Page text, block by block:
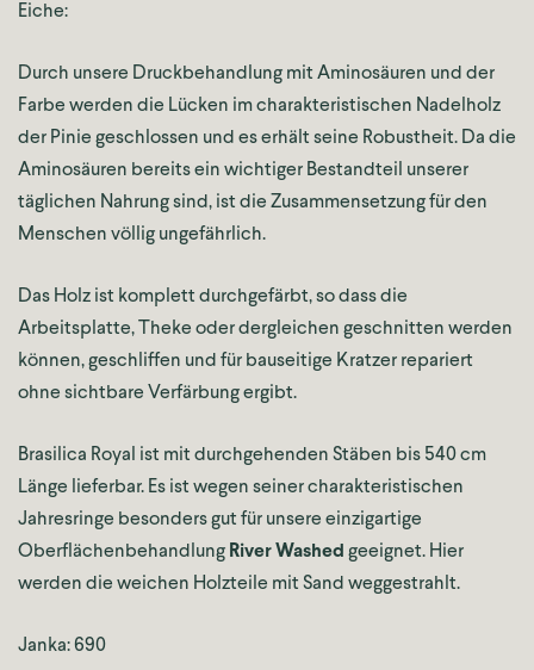
Eiche:
Durch unsere Druckbehandlung mit Aminosäuren und der
Farbe werden die Lücken im charakteristischen Nadelholz
der Pinie geschlossen und es erhält seine Robustheit. Da die
Aminosäuren bereits ein wichtiger Bestandteil unserer
täglichen Nahrung sind, ist die Zusammensetzung für den
Menschen völlig ungefährlich.
Das Holz ist komplett durchgefärbt, so dass die
Arbeitsplatte, Theke oder dergleichen geschnitten werden
können, geschliffen und für bauseitige Kratzer repariert
ohne sichtbare Verfärbung ergibt.
Brasilica Royal ist mit durchgehenden Stäben bis 540 cm
Länge lieferbar. Es ist wegen seiner charakteristischen
Jahresringe besonders gut für unsere einzigartige
Oberflächenbehandlung River Washed geeignet. Hier
werden die weichen Holzteile mit Sand weggestrahlt.
Janka: 690